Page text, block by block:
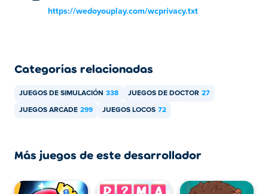
https://wedoyouplay.com/wcprivacy.txt
Categorías relacionadas
JUEGOS DE SIMULACIÓN 338 JUEGOS DE DOCTOR 27
JUEGOS ARCADE 299 JUEGOS LOCOS 72
Más juegos de este desarrollador